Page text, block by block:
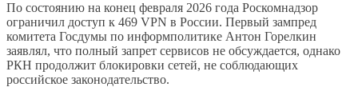
По состоянию на конец февраля 2026 года Роскомнадзор
ограничил доступ к 469 VPN в России. Первый зампред
комитета Госдумы по информполитике Антон Горелкин
заявлял, что полный запрет сервисов не обсуждается, однако
РКН продолжит блокировки сетей, не соблюдающих
российское законодательство.